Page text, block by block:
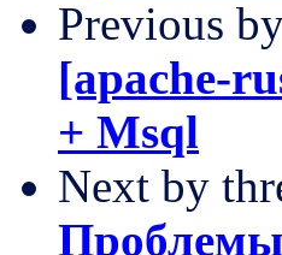
Previous
[apache-
+ Msql
Next by
Проблемы